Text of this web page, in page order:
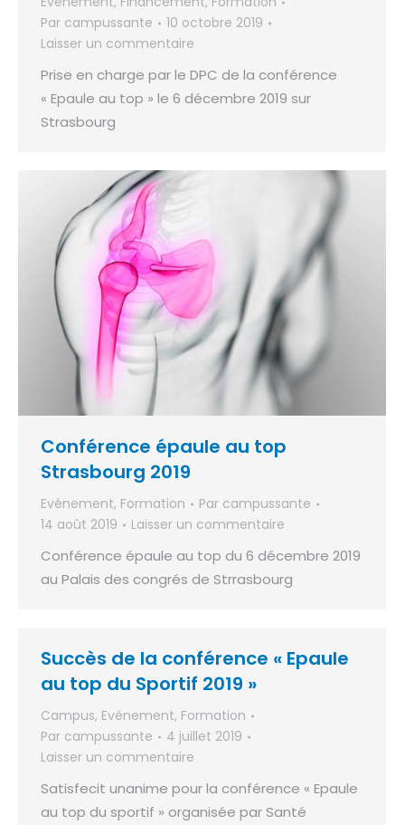
Par campussante
10 octobre 2019
Laisser un commentaire
Prise en charge par le DPC de la conférence
« Epaule au top » le 6 décembre 2019 sur
Strasbourg
Conférence épaule au top
Strasbourg 2019
Evénement, Formation Par campussante
14 août 2019
Laisser un commentaire
Conférence épaule au top du 6 décembre 2019
au Palais des congrés de Strrasbourg
Succès de la conférence « Epaule
au top du Sportif 2019 »
Campus, Evénement, Formation
Par campussante
4 juillet 2019
Laisser un commentaire
Satisfecit unanime pour la conférence « Epaule
au top du sportif » organisée par Santé